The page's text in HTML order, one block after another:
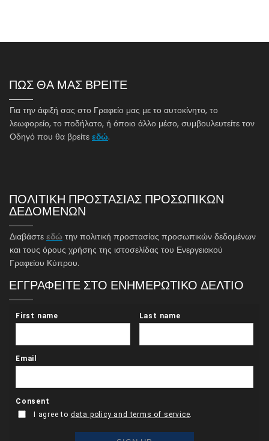
ΠΩΣ ΘΑ ΜΑΣ ΒΡΕΙΤΕ
Για την άφιξή σας στο Γραφείο μας με το αυτοκίνητο, το
λεωφορείο, το ποδήλατο, ή όποιο άλλο μέσο, συμβουλευτείτε τον
Οδηγό που θα βρείτε εδώ.
ΠΟΛΙΤΙΚΗ ΠΡΟΣΤΑΣΙΑΣ ΠΡΟΣΩΠΙΚΩΝ
ΔΕΔΟΜΕΝΩΝ
Διαβάστε εδώ την πολιτική προστασίας προσωπικών δεδομένων
και τους όρους χρήσης της ιστοσελίδας του Ενεργειακού
Γραφείου Κύπρου.
ΕΓΓΡΑΦΕΙΤΕ ΣΤΟ ΕΝΗΜΕΡΩΤΙΚΟ ΔΕΛΤΙΟ